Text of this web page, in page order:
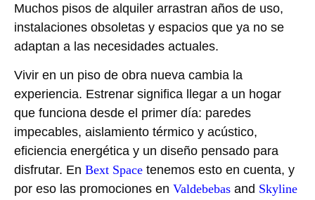
Muchos pisos de alquiler arrastran años de uso,
instalaciones obsoletas y espacios que ya no se
adaptan a las necesidades actuales.
Vivir en un piso de obra nueva cambia la
experiencia. Estrenar significa llegar a un hogar
que funciona desde el primer día: paredes
impecables, aislamiento térmico y acústico,
eficiencia energética y un diseño pensado para
disfrutar. En Bext Space tenemos esto en cuenta, y
por eso las promociones en Valdebebas and Skyline